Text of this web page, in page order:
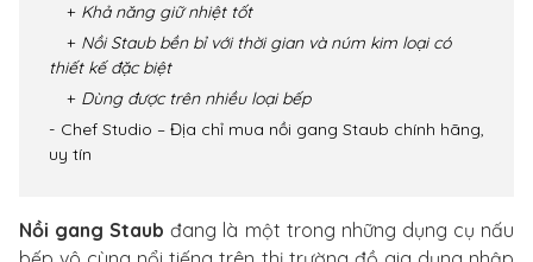
Khả năng giữ nhiệt tốt
Nồi Staub bền bỉ với thời gian và núm kim loại có
thiết kế đặc biệt
Dùng được trên nhiều loại bếp
Chef Studio – Địa chỉ mua nồi gang Staub chính hãng,
uy tín
Nồi gang Staub đang là một trong những dụng cụ nấu